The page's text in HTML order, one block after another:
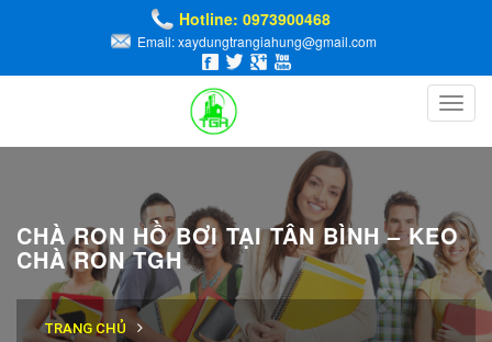
Hotline: 0973900468
Email: xaydungtrangiahung@gmail.com
CHÀ RON HỒ BƠI TẠI TÂN BÌNH – KEO
CHÀ RON TGH
TRANG CHỦ